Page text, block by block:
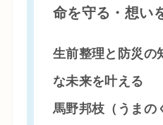
命を守る・想い
生前整理と防災の
な未来を叶える
馬野邦枝（うまの